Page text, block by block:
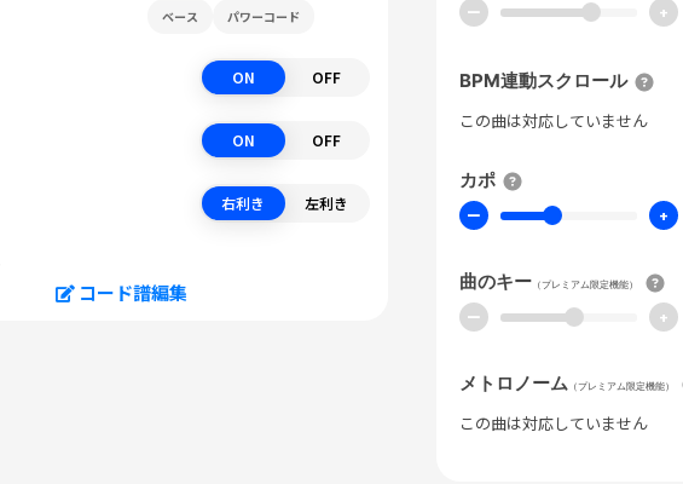
ベース
パワーコード
ON OFF
ON OFF
右利き 左利き
コード譜編集
ー +
BPM連動スクロール
この曲は対応していません
カポ
ー +
曲のキー （プレミアム限定機能）
ー +
メトロノーム （プレミアム限定機能）
この曲は対応していません